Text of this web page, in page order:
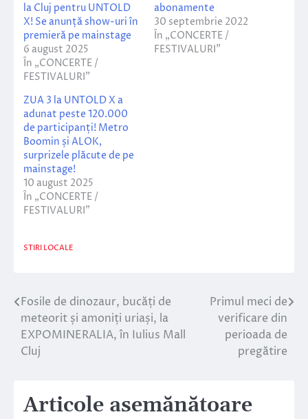
la Cluj pentru UNTOLD
X! Se anunță show-uri în
premieră pe mainstage
6 august 2025
În „CONCERTE /
FESTIVALURI”
abonamente
30 septembrie 2022
În „CONCERTE /
FESTIVALURI”
ZUA 3 la UNTOLD X a
adunat peste 120.000
de participanți! Metro
Boomin și ALOK,
surprizele plăcute de pe
mainstage!
10 august 2025
În „CONCERTE /
FESTIVALURI”
STIRI LOCALE
Navigare
în
articole
Fosile de dinozaur, bucăți de
meteorit și amoniți uriași, la
EXPOMINERALIA, în Iulius Mall
Cluj
Primul meci de
verificare din
perioada de
pregătire
Articole asemănătoare